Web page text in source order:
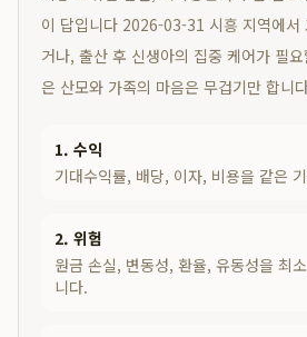
이 답입니다 2026-03-31 시흥 지역에서
거나, 출산 후 신생아의 집중 케어가 필
은 산모와 가족의 마음은 무겁기만 합니
1. 수익
기대수익률, 배당, 이자, 비용을 같은
2. 위험
원금 손실, 변동성, 환율, 유동성을 최
니다.